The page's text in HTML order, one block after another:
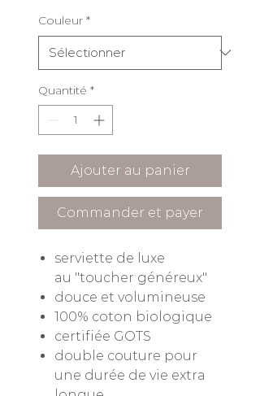
Couleur *
Quantité *
Ajouter au panier
Commander et payer
serviette de luxe
au "toucher généreux"
douce et volumineuse
100% coton biologique
certifiée GOTS
double couture pour
une durée de vie extra